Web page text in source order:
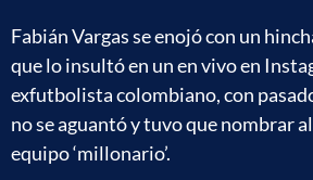
Fabián Vargas se enojó con un
que lo insultó en un en vivo en
exfutbolista colombiano, con
no se aguantó y tuvo que nombrar
equipo ‘millonario’.